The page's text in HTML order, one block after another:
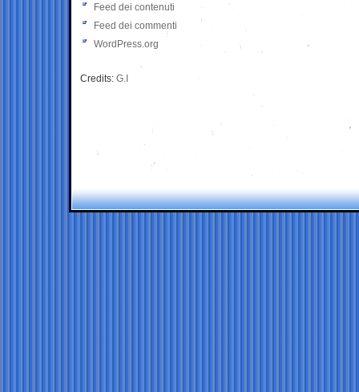
Feed dei contenuti
Feed dei commenti
WordPress.org
Credits: G.I